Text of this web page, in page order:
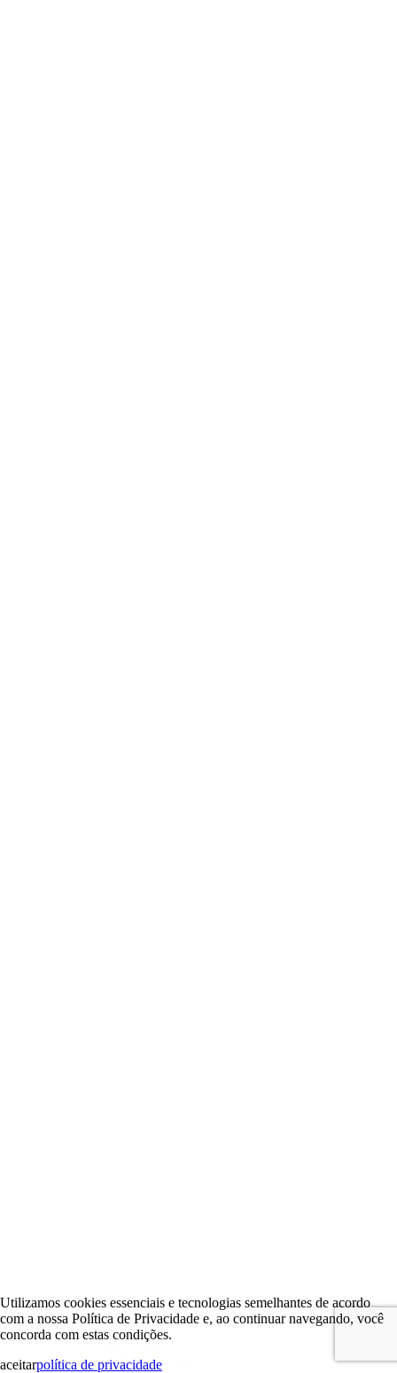
Utilizamos cookies essenciais e tecnologias semelhantes de acordo
com a nossa Política de Privacidade e, ao continuar navegando, você
concorda com estas condições.
aceitarpolítica de privacidade